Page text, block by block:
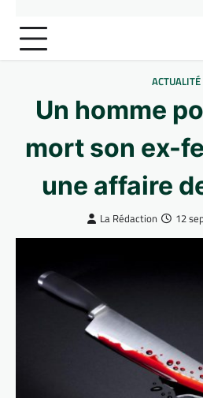
ACTUALITÉ
Un homme
mort son ex-
une affaire
La Rédaction 12